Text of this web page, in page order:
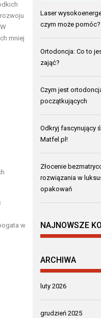
mniej
w
Laser
czym może pomóc?
Ortodoncja: Co to
zająć?
Czym jest
początkujących
Odkryj fascynujący
Matfel.pl!
Złocenie
rozwiązania w
opakowań
NAJNOWSZE
ARCHIWA
luty 2026
grudzień 2025